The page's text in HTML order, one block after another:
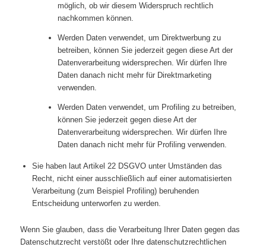
möglich, ob wir diesem Widerspruch rechtlich
nachkommen können.
Werden Daten verwendet, um Direktwerbung zu
betreiben, können Sie jederzeit gegen diese Art der
Datenverarbeitung widersprechen. Wir dürfen Ihre
Daten danach nicht mehr für Direktmarketing
verwenden.
Werden Daten verwendet, um Profiling zu betreiben,
können Sie jederzeit gegen diese Art der
Datenverarbeitung widersprechen. Wir dürfen Ihre
Daten danach nicht mehr für Profiling verwenden.
Sie haben laut Artikel 22 DSGVO unter Umständen das
Recht, nicht einer ausschließlich auf einer automatisierten
Verarbeitung (zum Beispiel Profiling) beruhenden
Entscheidung unterworfen zu werden.
Wenn Sie glauben, dass die Verarbeitung Ihrer Daten gegen das
Datenschutzrecht verstößt oder Ihre datenschutzrechtlichen